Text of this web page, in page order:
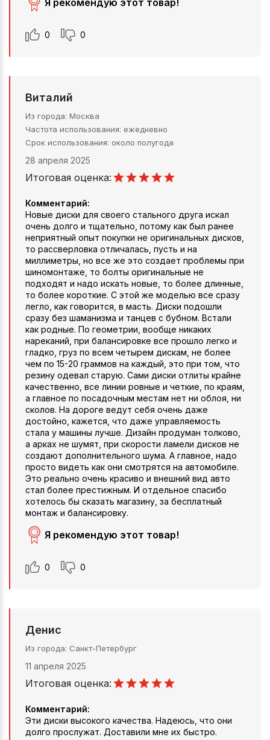
0 0
Виталий
Из города Москва
Частота использования ежедневно
Срок использования около полугода
28 апреля 2025
Итоговая оценка:
Комментарий:
Новые диски для своего стального друга искал
очень долго и тщательно, потому как был ранее
неприятный опыт покупки не оригинальных дисков,
то рассверловка отличалась, пусть и на
миллиметры, но все же это создает проблемы при
шиномонтаже, то болты оригинальные не
подходят и надо искать новые, то более длинные,
то более короткие. С этой же моделью все сразу
легло, как говорится, в масть. Диски подошли
сразу без шаманизма и танцев с бубном. Встали
как родные. По геометрии, вообще никаких
нареканий, при балансировке все прошло легко и
гладко, груз по всем четырем дискам, не более
чем по 15-20 граммов на каждый, это при том, что
резину одевал старую. Сами диски отлиты крайне
качественно, все линии ровные и четкие, по краям,
а главное по посадочным местам нет ни облоя, ни
сколов. На дороге ведут себя очень даже
достойно, кажется, что даже управляемость
стала у машины лучше. Дизайн продуман толково,
а арках не шумят, при скорости ламели дисков не
создают дополнительного шума. А главное, надо
просто видеть как они смотрятся на автомобиле.
Это реально очень красиво и внешний вид авто
стал более престижным. И отдельное спасибо
хотелось бы сказать магазину, за бесплатный
монтаж и балансировку.
Я рекомендую этот товар!
0 0
Денис
Из города Санкт-Петербург
11 апреля 2025
Итоговая оценка:
Комментарий:
Эти диски высокого качества. Надеюсь, что они
долго прослужат. Доставили мне их быстро.